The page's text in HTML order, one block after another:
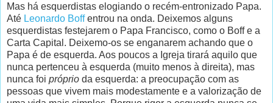
Mas há esquerdistas elogiando o recém-entronizado Papa.
Até Leonardo Boffentrou na onda. Deixemos alguns
esquerdistas festejarem o Papa Francisco, como o Boff e a
Carta Capital. Deixemo-os se enganarem achando que o
Papa é de esquerda. Aos poucos a Igreja tirará aquilo que
nunca pertenceu à esquerda (muito menos à direita), mas
nunca foi próprio da esquerda: a preocupação com as
pessoas que vivem mais modestamente e a valorização de